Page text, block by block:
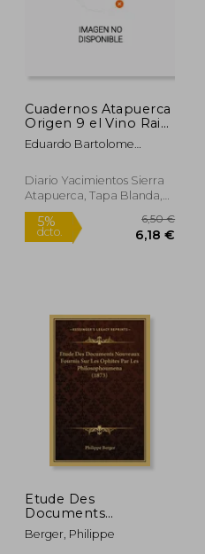
5%
dcto.
Cuadernos Atapuerca
Origen 9 el Vino Raiz
del Mediterraneo
Eduardo Bartolome
Diario Yacimientos Sierra
Atapuerca, Tapa Blanda,
Nuevo
Etude Des
Documents
Nouveaux Fournis Sur
Les Ophites Par Les
Berger, Philippe